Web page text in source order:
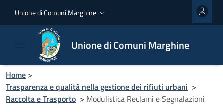
Unione di Comuni Marghine
Unione di Comuni Marghine
Home >
Trasparenza e qualità nella gestione dei rifiuti urbani >
Raccolta e Trasporto > Modulistica Reclami e Segnalazioni